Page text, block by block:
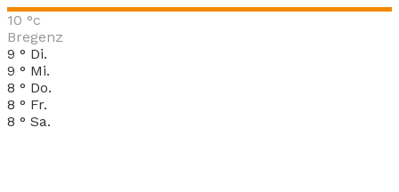
10 °c
Bregenz
9 ° Di.
9 ° Mi.
8 ° Do.
8 ° Fr.
8 ° Sa.